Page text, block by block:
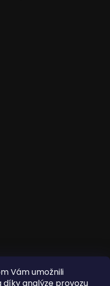
Vám umožnili
analýze provozu